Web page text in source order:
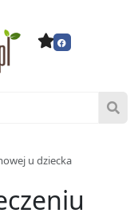
u dziecka